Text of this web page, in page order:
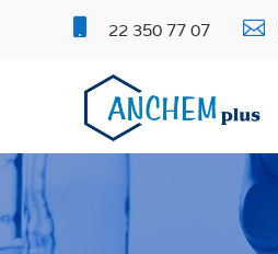
22 350 77 07 